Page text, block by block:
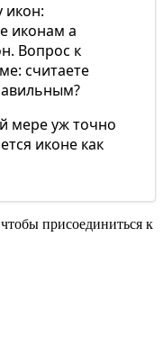
икон:
иконам а
Вопрос к
считаете
мере уж точно
иконе как
присоединиться к